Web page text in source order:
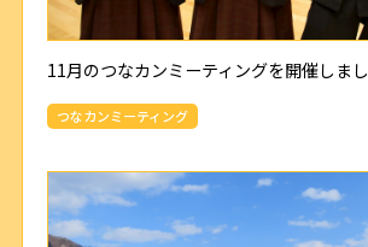
11月のつなカンミーティングを開催しまし
つなカンミーティング